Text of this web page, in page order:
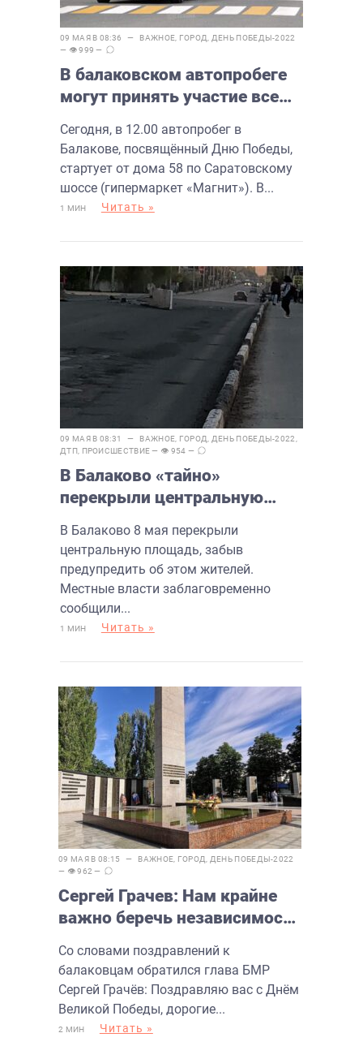
09 МАЯ В 08:36 — ВАЖНОЕ ГОРОД
ДЕНЬ ПОБЕДЫ-2022
— 👁 999 —
В балаковском автопробеге
могут принять участие все
Сегодня, в 12.00 автопробег в
Балакове, посвящённый Дню Победы,
стартует от дома 58 по Саратовскому
шоссе (гипермаркет «Магнит»). В...
1 МИН Читать »
09 МАЯ В 08:31 — ВАЖНОЕ ГОРОД ДЕНЬ ПОБЕДЫ-2022
ДТП, ПРОИСШЕСТВИЕ— 👁 954 —
В Балаково «тайно»
перекрыли центральную
В Балаково 8 мая перекрыли
центральную площадь, забыв
предупредить об этом жителей.
Местные власти заблаговременно
сообщили...
1 МИН Читать »
09 МАЯ В 08:15 — ВАЖНОЕ ГОРОД
ДЕНЬ ПОБЕДЫ-2022
— 👁 962 —
Сергей Грачев: Нам крайне
важно беречь независимость
Со словами поздравлений к
балаковцам обратился глава БМР
Сергей Грачёв: Поздравляю вас с Днём
Великой Победы, дорогие...
2 МИН Читать »